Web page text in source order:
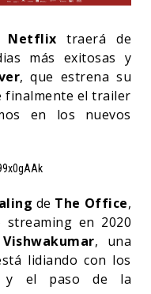
Netflixtraerá de
más exitosas y
, que estrena su
finalmente el trailer
en los nuevos
de The Office,
en 2020
, una
lidiando con los
y el paso de la